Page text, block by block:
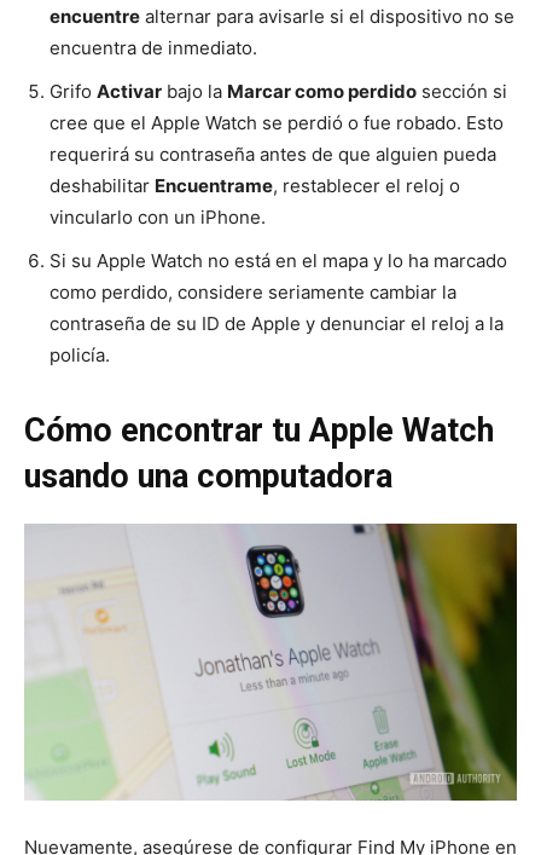
encuentre alternar para avisarle si el dispositivo no se
encuentra de inmediato.
Grifo Activar bajo la Marcar como perdido sección si
cree que el Apple Watch se perdió o fue robado. Esto
requerirá su contraseña antes de que alguien pueda
deshabilitar Encuentrame, restablecer el reloj o
vincularlo con un iPhone.
Si su Apple Watch no está en el mapa y lo ha marcado
como perdido, considere seriamente cambiar la
contraseña de su ID de Apple y denunciar el reloj a la
policía.
Cómo encontrar tu Apple Watch
usando una computadora
Nuevamente, asegúrese de configurar Find My iPhone en